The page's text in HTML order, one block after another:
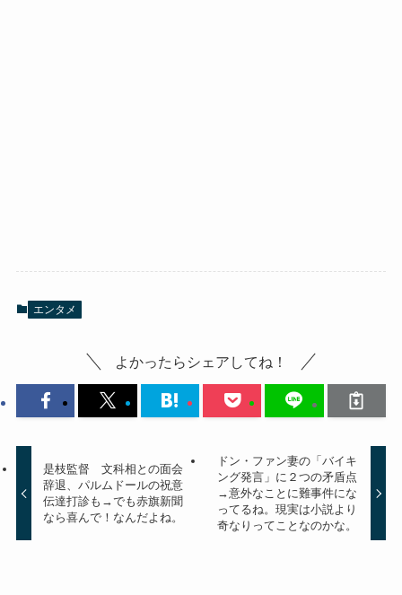
エンタメ
よかったらシェアしてね！
是枝監督 文科相との面会
辞退、パルムドールの祝意
伝達打診も→でも赤旗新聞
なら喜んで！なんだよね。
ドン・ファン妻の「バイキ
ング発言」に２つの矛盾点
→意外なことに難事件にな
ってるね。現実は小説より
奇なりってことなのかな。